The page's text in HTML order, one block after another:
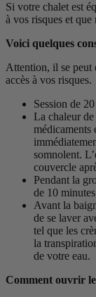
Si votre chalet est
à vos risques et que
Voici quelques
Attention, il se peut
accès à vos risques.
Session de
La chaleur de
médicaments
somnolent.
couvercle
Pendant la
de 10
Avant la
de se laver
tel que les
la
de votre eau.
Comment ouvrir